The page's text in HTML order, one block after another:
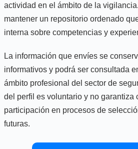
actividad en el ámbito de la
mantener un repositorio ordenado
interna sobre competencias y
La información que envíes se
informativos y podrá ser consultada
ámbito profesional del sector de
del perfil es voluntario y no garantiza
participación en procesos de
futuras.